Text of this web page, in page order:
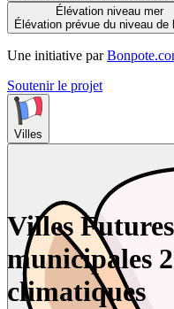
Élévation niveau mer
Élévation prévue du niveau de
Une initiative par
Soutenir le projet
Villes
Villes
municipales
climatiques